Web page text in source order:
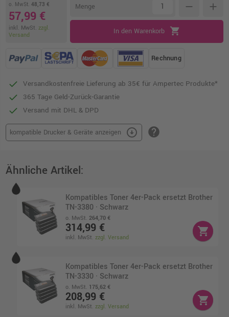
o. MwSt. 48,73 €
57,99 €
inkl. MwSt. zzgl.
Versand
Menge remove add
In den Warenkorb shopping_cart
Rechnung
Versandkostenfreie Lieferung ab 35€ für Ampertec Produkte*
365 Tage Geld-Zurück-Garantie
Versand mit DHL & DPD
kompatible Drucker & Geräte anzeigen arrow_circle_down help
Ähnliche Artikel:
Kompatibles Toner 4er-Pack ersetzt Brother
TN-3380 · Schwarz
o. MwSt. 264,70 €
314,99 €
inkl. MwSt.zzgl. Versand
shopping_cart
Kompatibles Toner 4er-Pack ersetzt Brother
TN-3330 · Schwarz
o. MwSt. 175,62 €
208,99 €
inkl. MwSt.zzgl. Versand
shopping_cart